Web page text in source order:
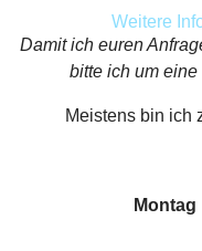
Damit ich euren
bitte ich um
Meistens bin ich
Montag
Weitere